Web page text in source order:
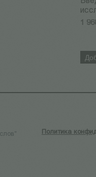
1
Политика